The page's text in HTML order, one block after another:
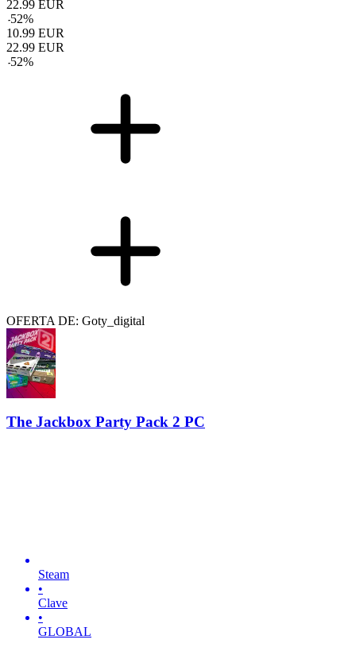
22.99 EUR
-52%
10.99 EUR
22.99 EUR
-52%
OFERTA DE: Goty_digital
The Jackbox Party Pack 2 PC
Steam
•
Clave
•
GLOBAL